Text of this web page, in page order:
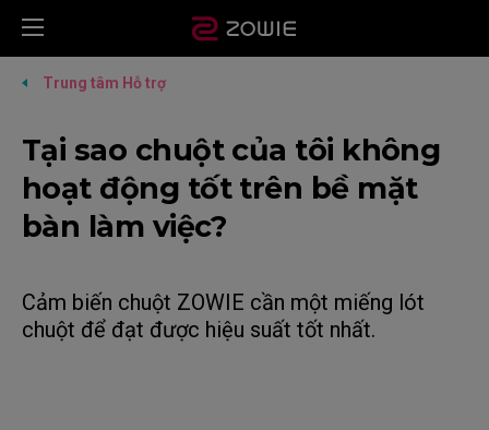
Trung tâm Hỗ trợ
Tại sao chuột của tôi không
hoạt động tốt trên bề mặt
bàn làm việc?
Cảm biến chuột ZOWIE cần một miếng lót
chuột để đạt được hiệu suất tốt nhất.